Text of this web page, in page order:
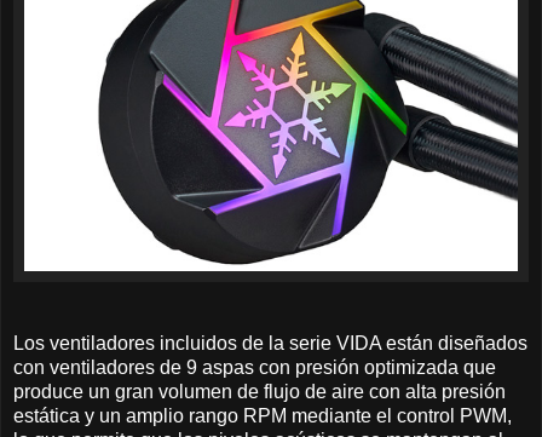
Los ventiladores incluidos de la serie VIDA están diseñados
con ventiladores de 9 aspas con presión optimizada que
produce un gran volumen de flujo de aire con alta presión
estática y un amplio rango RPM mediante el control PWM,